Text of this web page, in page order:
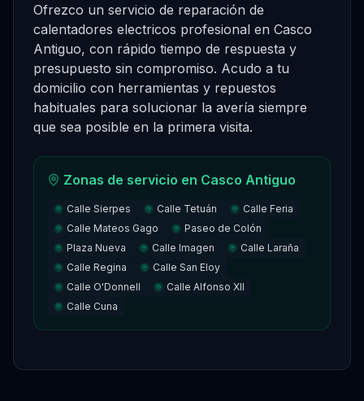
Ofrezco un servicio de reparación de
calentadores electricos profesional en Casco
Antiguo, con rápido tiempo de respuesta y
presupuesto sin compromiso. Acudo a tu
domicilio con herramientas y repuestos
habituales para solucionar la avería siempre
que sea posible en la primera visita.
Zonas de servicio en Casco Antiguo
Calle Sierpes Calle Tetuán
Calle Feria
Calle Mateos Gago
Paseo de Colón
Plaza Nueva
Calle Imagen
Calle Laraña
Calle Regina
Calle San Eloy
Calle O'Donnell
Calle Alfonso XII
Calle Cuna